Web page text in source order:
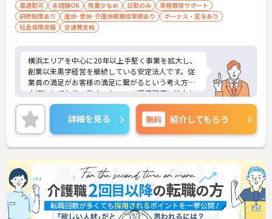
り組める環境です
【地域に根ざした安定基盤のもとでキャリアを築け
ます】
・横浜エリアで20年以上にわたり、創業から継続し
て黒字経営を達成している確固たる経営基盤のもと
で、将来的な法人の存続不安を感じることなく業務
に集中できます
・マネジメント研修など、継続的な学びの機会が提
性や思考力をさらに深めていける環境です
車通勤可 未経験OK 残業少なめ 日勤のみ
資格取得サポート
研修制度あり
産休･育休･介護休暇取得実績あり
ボーナス・賞与あり
社会保険完備
交通費支給
横浜エリアを中心に20年以上手堅く事業を拡大し、
創業以来黒字経営を継続している安定法人です。従
業員の満足がお客様の満足に繋がるという考え方を
大切にしており、働くスタッフの環境整備に注力し
ています。特に介護DXの推進に積極的で、AI音声入
力システムやタブレット記録、睡眠見守りセンサー
等を全社的に導入し、スタッフの業務負担や身体的
負担の軽減を実現しています。給与面では介護福祉
士の資格を高く評価し、充実した手当により安定し
た収入を得られる体制を構築しています。また、自
社で運営する研修センターでの無料資格取得支援や
マネジメント研修など、教育制度も整備されていま
す。充実した設備と手厚いバックアップ体制のもと
で、資格を活かして専門性を磨きながら、将来を見
据えて長く働き続けられる環境が整っています。
詳細を見る 無料 紹介してもらう